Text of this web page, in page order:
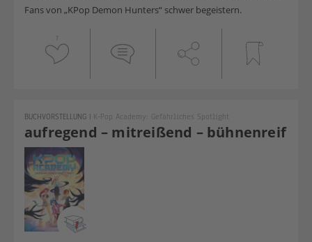
Fans von „KPop Demon Hunters“ schwer begeistern.
1
aufregend – mitreißend – bühnenreif
BUCHVORSTELLUNG | K-Pop Academy: Gefährliches Spotlight